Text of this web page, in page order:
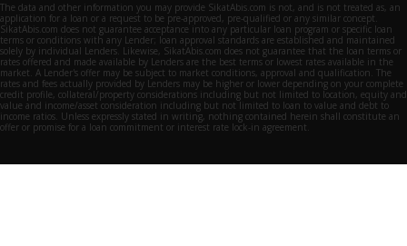
The data and other information you may provide SikatAbis.com is not, and is not treated as, an
application for a loan or a request to be pre-approved, pre-qualified or any similar concept.
SikatAbis.com does not guarantee acceptance into any particular loan program or specific loan
terms or conditions with any Lender; loan approval standards are established and maintained
solely by individual Lenders. Likewise, SikatAbis.com does not guarantee that the loan terms or
rates offered and made available by Lenders are the best terms or lowest rates available in the
market. A Lender's offer may be subject to market conditions, approval and qualification. The
rates and fees actually provided by Lenders may be higher or lower depending on your complete
credit profile, collateral/property considerations including but not limited to location, equity and
value and income/asset consideration including but not limited to loan to value and debt to
income ratios. Unless expressly stated in writing, nothing contained herein shall constitute an
offer or promise for a loan commitment or interest rate lock-in agreement.